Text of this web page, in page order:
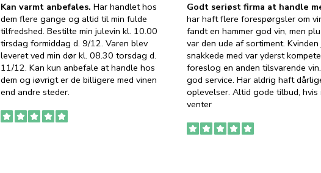
Kan varmt anbefales. Har handlet hos
dem flere gange og altid til min fulde
tilfredshed. Bestilte min julevin kl. 10.00
tirsdag formiddag d. 9/12. Varen blev
leveret ved min dør kl. 08.30 torsdag d.
11/12. Kan kun anbefale at handle hos
dem og iøvrigt er de billigere med vinen
end andre steder.
Godt seriøst firma at handle
har haft flere forespørgsler om
fandt en hammer god vin, men
var den ude af sortiment. Kvinden
snakkede med var yderst
foreslog en anden tilsvarende
god service. Har aldrig haft
oplevelser. Altid gode tilbud, hvis
venter